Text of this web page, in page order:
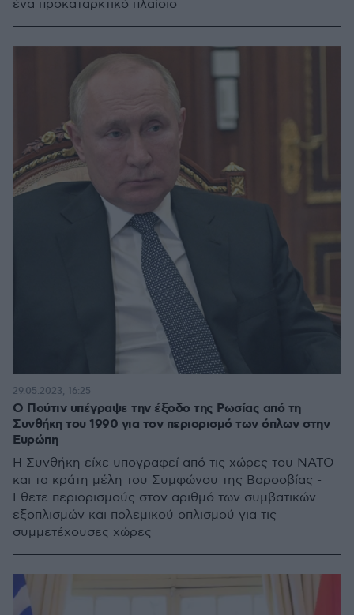
ένα προκαταρκτικό πλαίσιο
Ο Πούτιν υπέγραψε την έξοδο της Ρωσίας από τη
Συνθήκη του 1990 για τον περιορισμό των όπλων στην
Ευρώπη
Η Συνθήκη είχε υπογραφεί από τις χώρες του ΝΑΤΟ
και τα κράτη μέλη του Συμφώνου της Βαρσοβίας -
Έθετε περιορισμούς στον αριθμό των συμβατικών
εξοπλισμών και πολεμικού οπλισμού για τις
συμμετέχουσες χώρες
29.05.2023, 16:25